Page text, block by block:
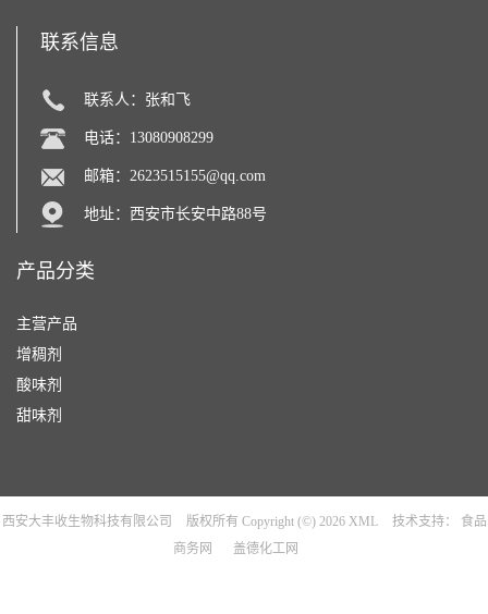
联系信息
联系人：张和飞
电话：13080908299
邮箱： 2623515155@qq.com
地址：西安市长安中路88号
产品分类
主营产品
增稠剂
酸味剂
甜味剂
西安大丰收生物科技有限公司 版权所有 Copyright (©) 2026 XML 技术支持：
食品
商务网
盖德化工网